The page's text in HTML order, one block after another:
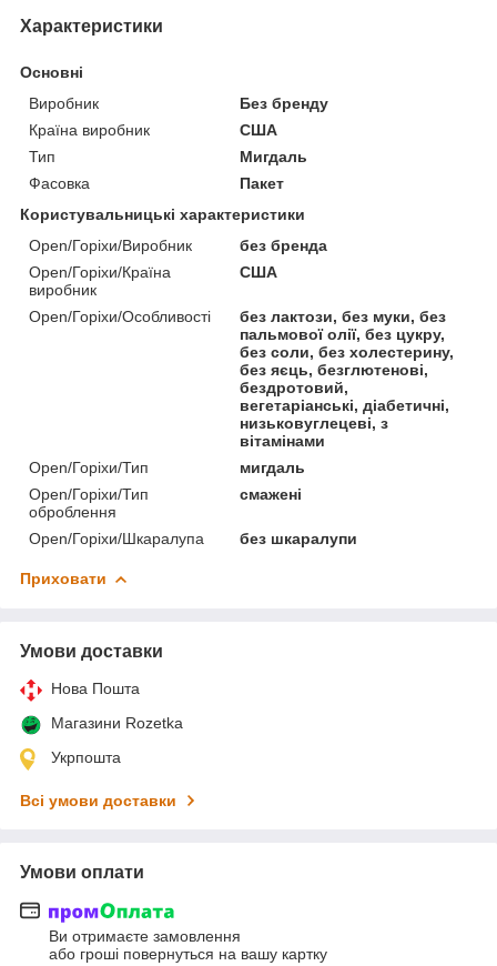
Характеристики
Основні
Виробник
Без бренду
Країна виробник
США
Тип
Мигдаль
Фасовка
Пакет
Користувальницькі характеристики
Open/Горіхи/Виробник
без бренда
Open/Горіхи/Країна
виробник
США
Open/Горіхи/Особливості
без лактози, без муки, без
пальмової олії, без цукру,
без соли, без холестерину,
без яєць, безглютенові,
бездротовий,
вегетаріанські, діабетичні,
низьковуглецеві, з
вітамінами
Open/Горіхи/Тип
мигдаль
Open/Горіхи/Тип
оброблення
смажені
Open/Горіхи/Шкаралупа без шкаралупи
Приховати
Умови доставки
Нова Пошта
Магазини Rozetka
Укрпошта
Всі умови доставки
Умови оплати
Ви отримаєте замовлення
або гроші повернуться на вашу картку